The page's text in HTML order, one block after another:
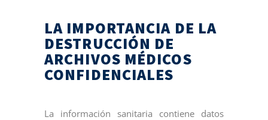
LA IMPORTANCIA DE LA
DESTRUCCIÓN DE
ARCHIVOS MÉDICOS
CONFIDENCIALES
La información sanitaria contiene datos